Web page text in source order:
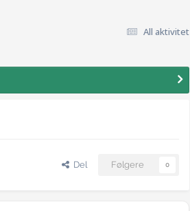
All aktivitet
Del Følgere 0